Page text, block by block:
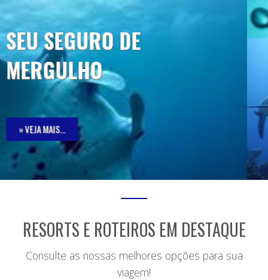
MERGULHANDO COM
TUBARÕES NO CARIBE
Uma experiência fantástica. Você vai
se apaixonar!
» VEJA MAIS...
RESORTS E ROTEIROS EM DESTAQUE
Consulte as nossas melhores opções para sua
viagem!